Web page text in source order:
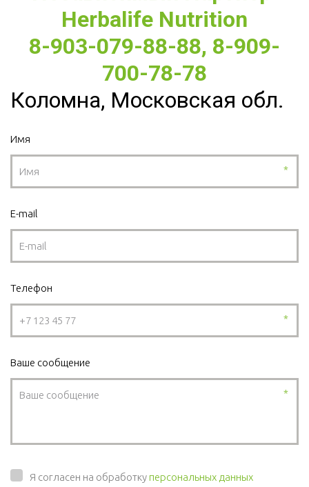
Herbalife Nutrition
8-903-079-88-88, 8-909-
700-78-78
Коломна, Московская обл.
Имя
*
E-mail
Телефон
*
Ваше сообщение
*
Я согласен на обработкуперсональных данных